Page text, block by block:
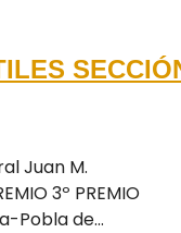
Juan M.
3º PREMIO
Pobla de...